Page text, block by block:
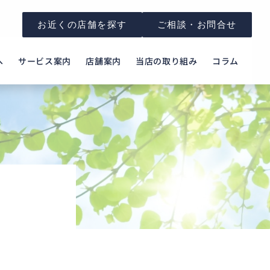
お近くの店舗を探す ご相談・お問合せ
サービス案内 店舗案内 当店の取り組み コラム